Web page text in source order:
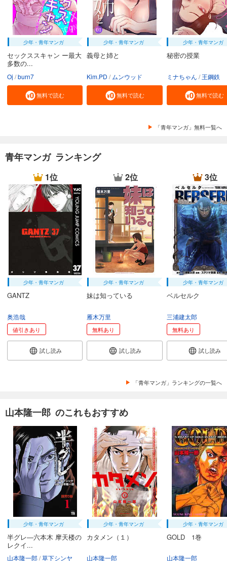
少年・青年マンガ
セックススキャン ー最大
多数の...
Oj burn7
無料で読む
少年・青年マンガ
義母と姉と
Kim.PD ムンウッド
無料で読む
少年・青年マンガ
秘密の授業
ミナちゃん 王鋼鉄
無料で読む
「青年マンガ」無料一覧へ
青年マンガ ランキング
1位
少年・青年マンガ
GANTZ
奥浩哉
値引きあり
試し読み
2位
少年・青年マンガ
妹は知っている
雁木万里
無料あり
試し読み
3位
少年・青年マンガ
ベルセルク
三浦建太郎
無料あり
試し読み
「青年マンガ」ランキングの一覧へ
山本隆一郎 のこれもおすすめ
少年・青年マンガ
半グレ―六本木 摩天楼の
レクイ...
山本隆一郎 草下シンヤ
少年・青年マンガ
カタメン（１）
山本隆一郎
少年・青年マンガ
GOLD 1巻
山本隆一郎